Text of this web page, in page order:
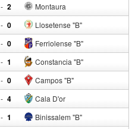
- Montaura
2
- Llosetense "B"
0
- Ferriolense "B"
0
- Constancia "B"
1
- Campos "B"
0
- Cala D'or
4
- Binissalem "B"
1